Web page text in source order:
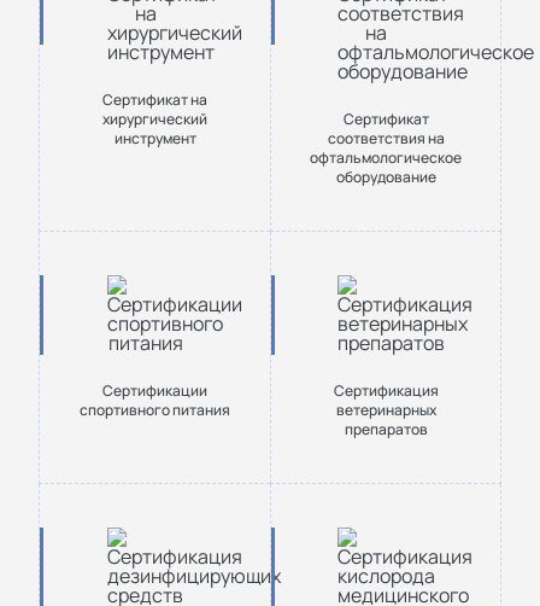
Сертификат на
хирургический
инструмент
Сертификат
соответствия на
офтальмологическое
оборудование
Сертификации
спортивного питания
Сертификация
ветеринарных
препаратов